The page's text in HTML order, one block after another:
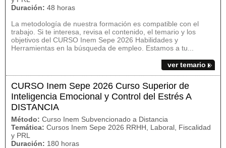
Duración: 48 horas
La metodología de nuestra formación es compatible con el
trabajo. Si te interesa, revisa el contenido, el temario y los
objetivos del CURSO Inem Sepe 2026 Habilidades y
Herramientas en la búsqueda de empleo. Estamos a tu...
ver temario
CURSO Inem Sepe 2026 Curso Superior de
Inteligencia Emocional y Control del Estrés A
DISTANCIA
Método: Curso Inem Subvencionado a Distancia
Temática: Cursos Inem Sepe 2026 RRHH, Laboral, Fiscalidad
y PRL
Duración: 180 horas